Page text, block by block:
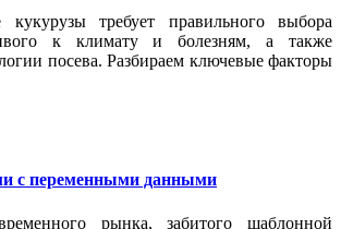
кукурузы требует правильного выбора
к климату и болезням, а также
посева. Разбираем ключевые факторы
с переменными данными
рынка, забитого шаблонной